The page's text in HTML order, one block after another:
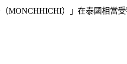
）」在泰國相當